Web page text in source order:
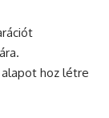
hoz létre